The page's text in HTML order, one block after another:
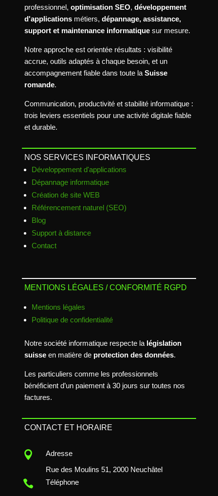
professionnel, optimisation SEO, développement
d'applicationsmétiers, dépannage, assistance,
support et maintenance informatiquesur mesure.
Notre approche est orientée résultats : visibilité
accrue, outils adaptés à chaque besoin, et un
accompagnement fiable dans toute la Suisse
romande.
Communication, productivité et stabilité informatique :
trois leviers essentiels pour une activité digitale fiable
et durable.
NOS SERVICES INFORMATIQUES
Développement d'applications
Dépannage informatique
Création de site WEB
Référencement naturel (SEO)
Blog
Support à distance
Contact
MENTIONS LÉGALES / CONFORMITÉ RGPD
Mentions légales
Politique de confidentialité
Notre société informatique respecte la législation
suisseen matière de protection des données.
Les particuliers comme les professionnels
bénéficient d’un paiement à 30 jours sur toutes nos
factures.
CONTACT ET HORAIRE

Adresse
Rue des Moulins 51, 2000 Neuchâtel
 Téléphone